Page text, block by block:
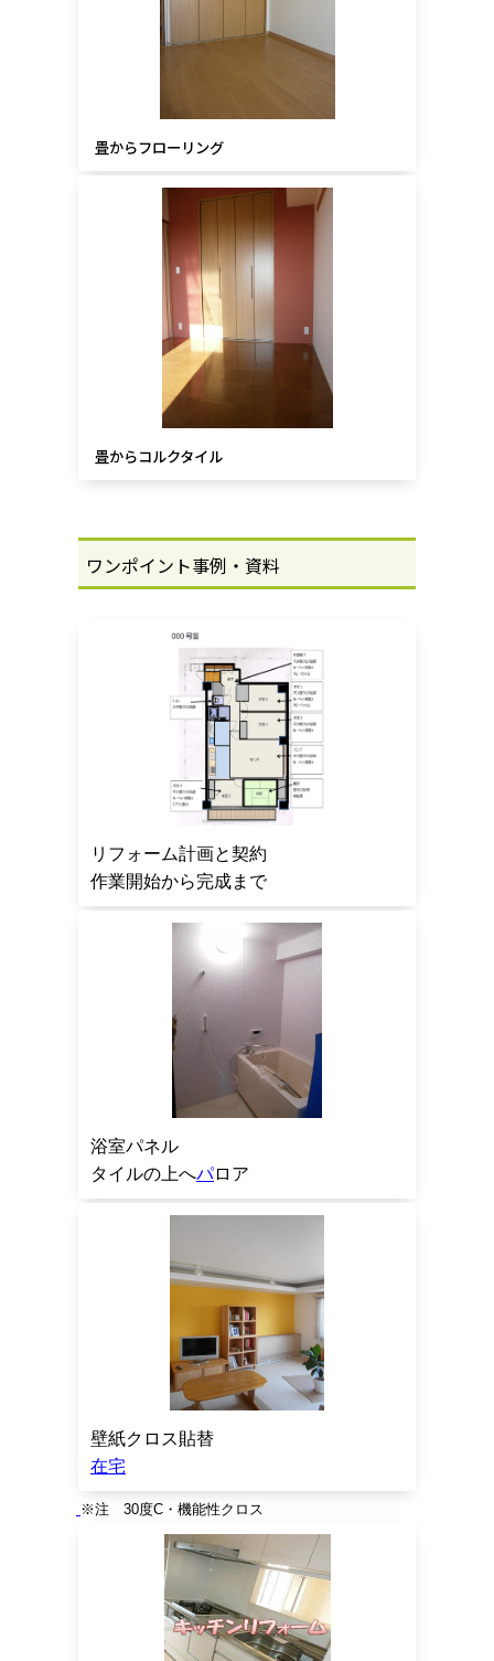
畳からフローリング
畳からコルクタイル
ワンポイント事例・資料
リフォーム計画と契約
作業開始から完成まで
浴室パネル
タイルの上へパロア
壁紙クロス貼替
在宅
※注 30度C・機能性クロス